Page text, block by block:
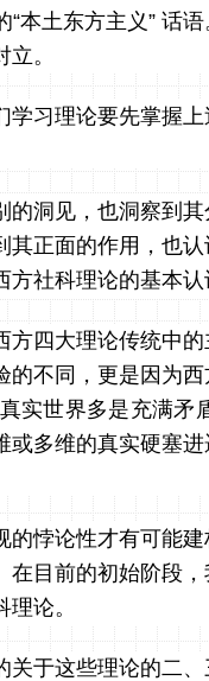
本土东方主义” 话
。
习理论要先掌握
洞见，也洞察到其
其正面的作用，也
社科理论的基本认
四大理论传统中
不同，更是因为西
实世界多是充满矛
多维的真实硬塞
悖论性才有可能
目前的初始阶段
论。
于这些理论的二、